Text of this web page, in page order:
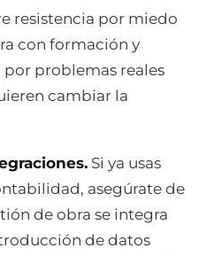
resistencia por miedo
con formación y
por problemas reales
cambiar la
Si ya usas
asegúrate de
de obra se integra
de datos